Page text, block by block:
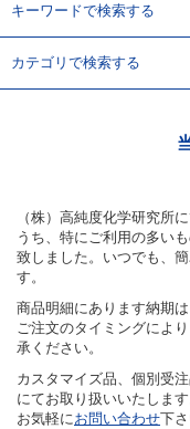
キーワードで検索する
カテゴリで検索する
（株）高純度化学研究所
うち、特にご利用の多い
致しました。いつでも、
す。
商品明細にあります納期
ご注文のタイミングによ
承ください。
カスタマイズ品、個別受
にてお取り扱いいたします
お気軽に お問い合わせ下さ